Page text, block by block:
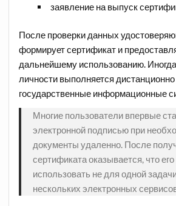
заявление на выпуск
После проверки данных
формирует сертификат и
дальнейшему использованию.
личности выполняется дистанционно
государственные информационные
Многие пользователи впервые
электронной подписью при
документы удаленно. После
сертификата оказывается, что
использовать не для одной
нескольких электронных